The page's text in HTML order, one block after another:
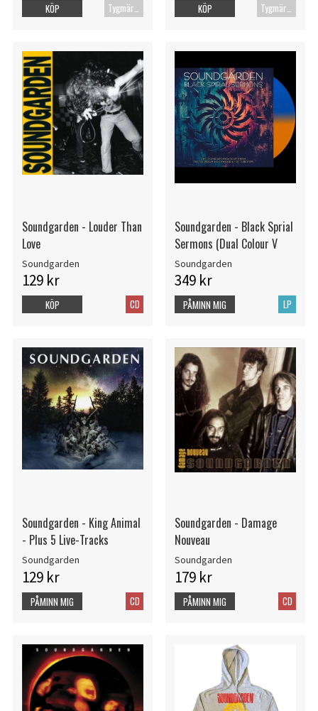
KÖP KÖP
Soundgarden - Louder Than
Love
Soundgarden
129 kr
CD
KÖP
Soundgarden - Black Sprial
Sermons (Dual Colour V
Soundgarden
349 kr
LP
PÅMINN MIG
Soundgarden - King Animal
- Plus 5 Live-Tracks
Soundgarden
129 kr
CD
PÅMINN MIG
Soundgarden - Damage
Nouveau
Soundgarden
179 kr
CD
PÅMINN MIG